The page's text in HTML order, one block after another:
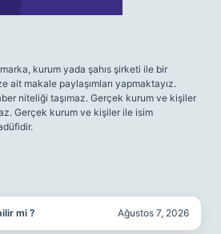
kurum yada şahıs şirketi ile bir
ait makale paylaşımları yapmaktayız.
niteliği taşımaz. Gerçek kurum ve kişiler
Gerçek kurum ve kişiler ile isim
mi ? Ağustos 7, 2026